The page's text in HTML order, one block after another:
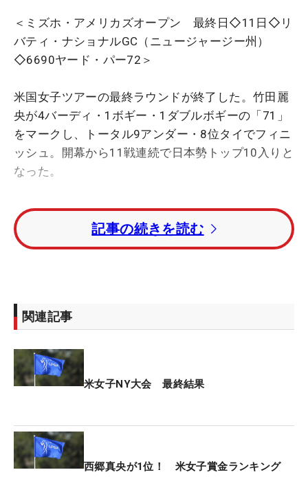
＜ミズホ・アメリカズオープン 最終日◇11日◇リ
バティ・ナショナルGC（ニュージャージー州）
◇6690ヤード・パー72＞
米国女子ツアーの最終ラウンドが終了した。竹田麗
央が4バーディ・1ボギー・1ダブルボギーの「71」
をマークし、トータル9アンダー・8位タイでフィニ
ッシュ。開幕から11戦連続で日本勢トップ10入りと
なった。
勝みなみは2つスコアを伸ばし、トータル5アンダ
ー・15位タイ。今季初出場の原英莉花はトータル2
アンダー・26位タイ、岩井千怜はトータル1オーバ
優勝はトータル17アンダーまで伸ばしたジーノ・テ
ィティクル（タイ）。今季初優勝、ツアー通算5勝
トータル13アンダー・2位にセリーヌ・ビュティエ
ー（米国）が入った。
記事の続きを読む
関連記事
米女子NY大会 最終結果
西郷真央が1位！ 米女子賞金ランキング